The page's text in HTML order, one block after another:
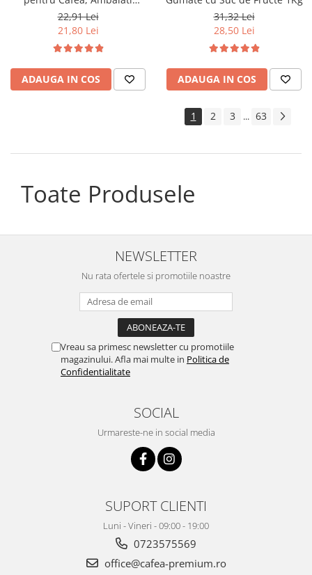
Individual 50buc 312.5g
22,91 Lei
21,80 Lei
ADAUGA IN COS
31,32 Lei
28,50 Lei
ADAUGA IN COS
1 2 3 ... 63
Toate Produsele
NEWSLETTER
Nu rata ofertele si promotiile noastre
Vreau sa primesc newsletter cu promotiile
magazinului. Afla mai multe in Politica de
Confidentialitate
SOCIAL
Urmareste-ne in social media
SUPORT CLIENTI
Luni - Vineri - 09:00 - 19:00
0723575569
office@cafea-premium.ro